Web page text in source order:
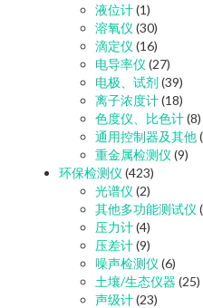
液位计(1)
溶氧仪 (30)
滴定仪 (16)
电导率仪 (27)
电极、试剂 (39)
离子浓度计(18)
色度仪、比色计(8)
通用控制器及其他
重金属检测仪 (9)
环保检测仪 (423)
光谱仪 (2)
其他多功能测试仪
压力计(4)
压差计(9)
噪声检测仪 (6)
土壤/生态仪器 (25)
声级计(23)